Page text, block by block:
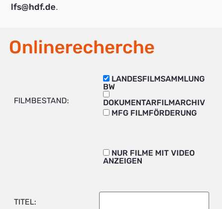
lfs@hdf.de.
Onlinerecherche
FILMBESTAND:
LANDESFILMSAMMLUNG
BW
DOKUMENTARFILMARCHIV
MFG FILMFÖRDERUNG
NUR FILME MIT VIDEO
ANZEIGEN
TITEL: